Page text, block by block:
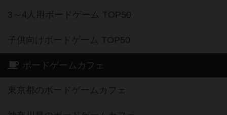
3～4人用ボードゲーム TOP50
子供向けボードゲーム TOP50
ボードゲームカフェ
東京都のボードゲームカフェ